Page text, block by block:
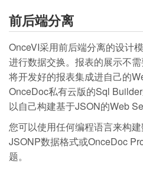
前后端分离
OnceVI采用前后端分离的设计
进行数据交换。报表的展示不
将开发好的报表集成进自己的
OnceDoc私有云版的Sql
以自己构建基于JSON的Web
您可以使用任何编程语言来构
JSONP数据格式或OnceDoc
题。